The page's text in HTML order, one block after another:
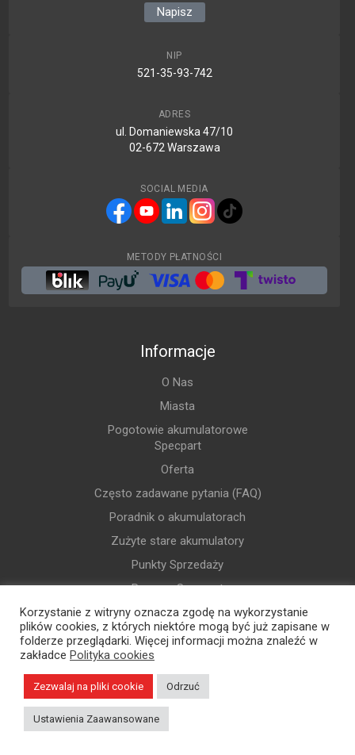
Napisz
NIP
521-35-93-742
ADRES
ul. Domaniewska 47/10
02-672 Warszawa
SOCIAL MEDIA
METODY PŁATNOŚCI
Informacje
O Nas
Miasta
Pogotowie akumulatorowe
Specpart
Oferta
Często zadawane pytania (FAQ)
Poradnik o akumulatorach
Zużyte stare akumulatory
Punkty Sprzedaży
Praca w Specpart
Kontakt
Usługi
Regulaminy
Regulamin
Korzystanie z witryny oznacza zgodę na wykorzystanie
plików cookies, z których niektóre mogą być już zapisane w
folderze przeglądarki. Więcej informacji można znaleźć w
zakładce Polityka cookies
Zezwalaj na pliki cookie Odrzuć
Ustawienia Zaawansowane